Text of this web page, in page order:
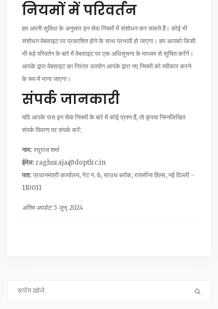
नियमों में परिवर्तन
हम अपनी सुविधा के अनुसार इन सेवा नियमों में संशोधन कर सकते हैं। कोई भी
संशोधन वेबसाइट पर प्रकाशित होने के साथ प्रभावी हो जाएगा। हम आपको किसी
भी बड़े परिवर्तन के बारे में वेबसाइट पर एक अधिसूचना के माध्यम से सूचित करेंगे।
आपके द्वारा वेबसाइट का निरंतर उपयोग आपके द्वारा नए नियमों को स्वीकार करने
के रूप में माना जाएगा।
संपर्क जानकारी
यदि आपके पास इन सेवा नियमों के बारे में कोई प्रश्न हैं, तो कृपया निम्नलिखित
संपर्क विवरण पर संपर्क करें:
नाम: रघुराज शर्मा
ईमेल: raghuraja@doptlrc.in
पता: प्रधानमंत्री कार्यालय, गेट नं. 6, साउथ ब्लॉक, रायसीना हिल्स, नई दिल्ली -
110011
अंतिम अपडेट: 5 जून, 2024